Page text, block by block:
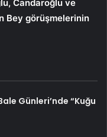
Candaroğlu ve
Bey görüşmelerinin
Günleri’nde “Kuğu